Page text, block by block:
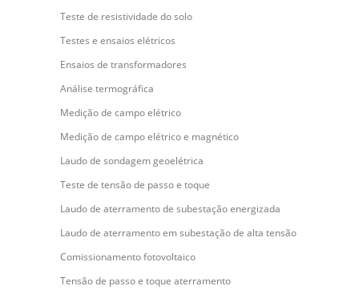
Teste de resistividade do solo
Testes e ensaios elétricos
Ensaios de transformadores
Análise termográfica
Medição de campo elétrico
Medição de campo elétrico e magnético
Laudo de sondagem geoelétrica
Teste de tensão de passo e toque
Laudo de aterramento de subestação energizada
Laudo de aterramento em subestação de alta tensão
Comissionamento fotovoltaico
Tensão de passo e toque aterramento